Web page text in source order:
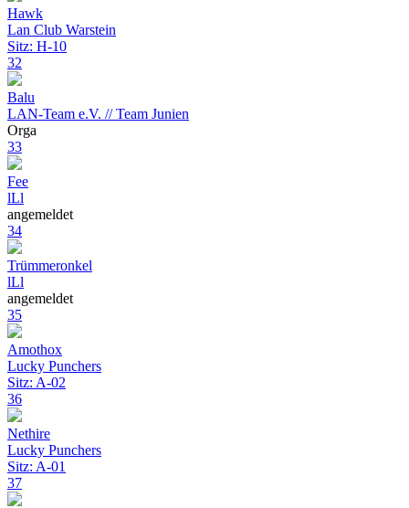
Hawk
Lan Club Warstein
Sitz: H-10
32
Balu
LAN-Team e.V. // Team Junien
Orga
33
Fee
lLl
angemeldet
34
Trümmeronkel
lLl
angemeldet
35
Amothox
Lucky Punchers
Sitz: A-02
36
Nethire
Lucky Punchers
Sitz: A-01
37